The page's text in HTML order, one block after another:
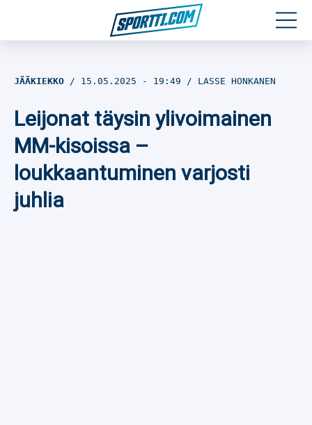
Jalkapallo
Yleisurheilu
Talviurheilu
JÄÄKIEKKO 15.05.2025 - 19:49 LASSE HONKANEN
Leijonat täysin ylivoimainen
MM-kisoissa –
loukkaantuminen varjosti
juhlia